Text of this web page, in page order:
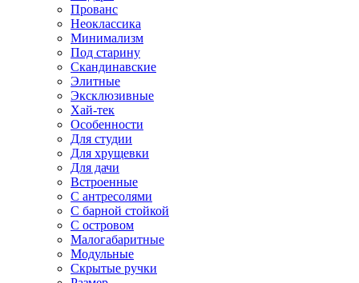
Прованс
Неоклассика
Минимализм
Под старину
Скандинавские
Элитные
Эксклюзивные
Хай-тек
Особенности
Для студии
Для хрущевки
Для дачи
Встроенные
С антресолями
С барной стойкой
С островом
Малогабаритные
Модульные
Скрытые ручки